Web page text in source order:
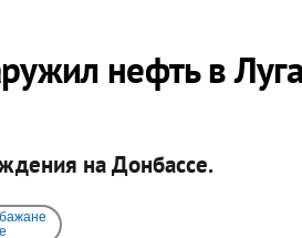
нефть в
на Донбассе.